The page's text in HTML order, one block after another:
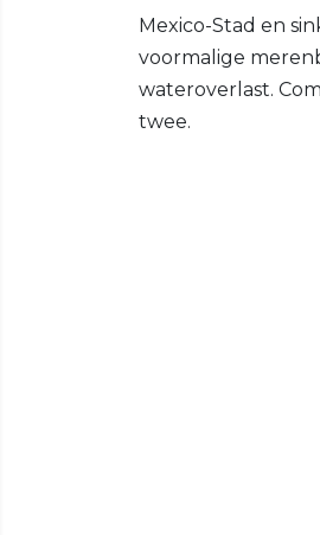
Mexico-Stad en
voormalige
wateroverlast.
twee.